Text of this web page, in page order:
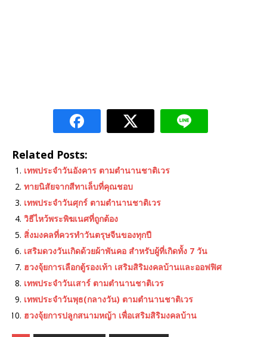
Related Posts:
เทพประจําวันอังคาร ตามตำนานชาติเวร
ทายนิสัยจากสีทาเล็บที่คุณชอบ
เทพประจําวันศุกร์ ตามตำนานชาติเวร
วิธีไหว้พระพิฆเนศที่ถูกต้อง
สิ่งมงคลที่ควรทำวันตรุษจีนของทุกปี
เสริมดวงวันเกิดด้วยผ้าพันคอ สำหรับผู้ที่เกิดทั้ง 7 วัน
ฮวงจุ้ยการเลือกตู้รองเท้า เสริมสิริมงคลบ้านและออฟฟิศ
เทพประจําวันเสาร์ ตามตำนานชาติเวร
เทพประจําวันพุธ(กลางวัน) ตามตำนานชาติเวร
ฮวงจุ้ยการปลูกสนามหญ้า เพื่อเสริมสิริมงคลบ้าน